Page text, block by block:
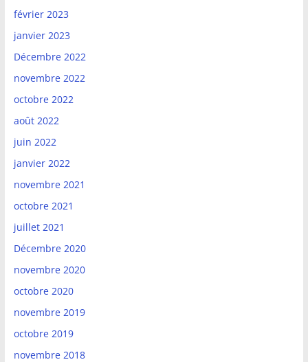
février 2023
janvier 2023
Décembre 2022
novembre 2022
octobre 2022
août 2022
juin 2022
janvier 2022
novembre 2021
octobre 2021
juillet 2021
Décembre 2020
novembre 2020
octobre 2020
novembre 2019
octobre 2019
novembre 2018